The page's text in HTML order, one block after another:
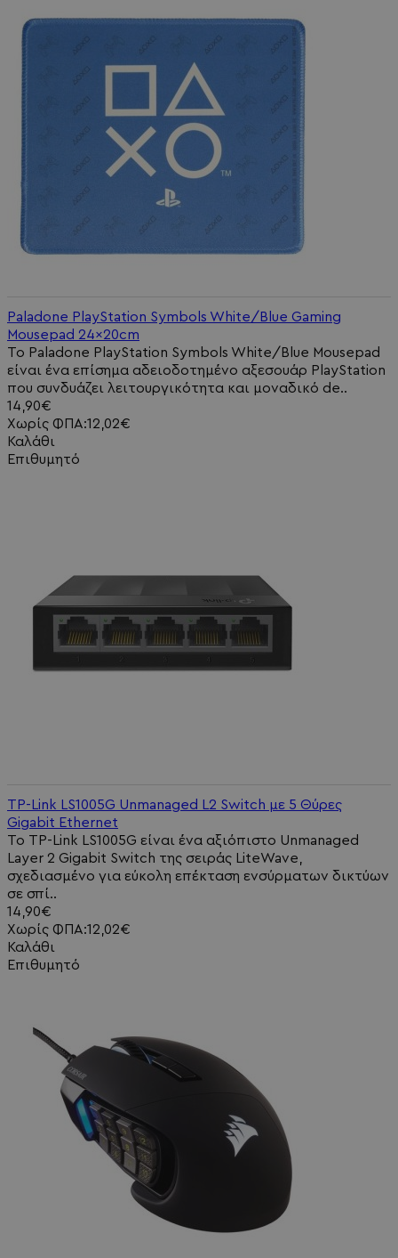
Paladone PlayStation Symbols White/Blue Gaming
Mousepad 24x20cm
Το Paladone PlayStation Symbols White/Blue Mousepad
είναι ένα επίσημα αδειοδοτημένο αξεσουάρ PlayStation
που συνδυάζει λειτουργικότητα και μοναδικό de..
14,90€
Χωρίς ΦΠΑ:12,02€
Καλάθι
Επιθυμητό
TP-Link LS1005G Unmanaged L2 Switch με 5 Θύρες
Gigabit Ethernet
Το TP-Link LS1005G είναι ένα αξιόπιστο Unmanaged
Layer 2 Gigabit Switch της σειράς LiteWave,
σχεδιασμένο για εύκολη επέκταση ενσύρματων δικτύων
σε σπί..
14,90€
Χωρίς ΦΠΑ:12,02€
Καλάθι
Επιθυμητό